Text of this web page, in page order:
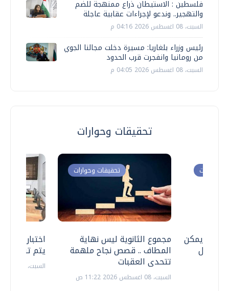
فلسطين : الاستيطان ذراع ممنهجة للضم
والتهجير.. وندعو لإجراءات عقابية عاجلة
السبت، 08 اغسطس 2026 04:16 م
رئيس وزراء بلغاريا: مسيرة دخلت مجالنا الجوي
من رومانيا وانفجرت قرب الحدود
السبت، 08 اغسطس 2026 04:05 م
تحقيقات وحوارات
اختبارات
يتم
السبت، 18 يوليو 2026 09:22 ص
تحقيقات وحوارات
مجموع الثانوية ليس نهاية
المطاف .. قصص نجاح ملهمة
تتحدى العقبات
السبت، 08 اغسطس 2026 11:22 ص
وحوارات
.. هل يمكن
نتعامل